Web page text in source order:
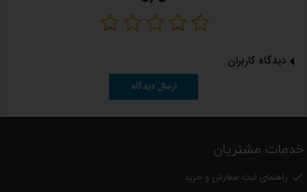
دیدگاه کاربران
ارسال دیدگاه
خدمات مشتریان
 راهنمای ثبت سفارش و خرید